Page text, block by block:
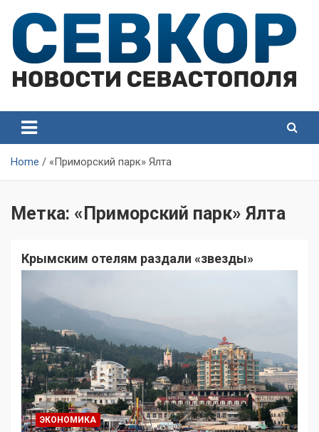
content
Севастополя
Севастополя
Home «Приморский парк» Ялта
Метка: «Приморский парк» Ялта
Крымским отелям раздали «звезды»
ЭКОНОМИКА